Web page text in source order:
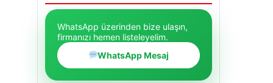
WhatsApp üzerinden bize ulaşın,
firmanızı hemen listeleyelim.
WhatsApp Mesaj